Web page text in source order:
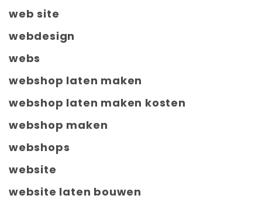
web site
webdesign
webs
webshop laten maken
webshop laten maken kosten
webshop maken
webshops
website
website laten bouwen